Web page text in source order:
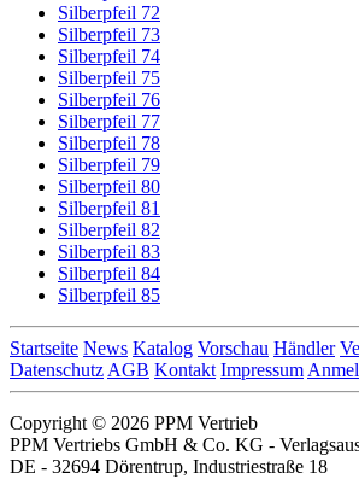
Silberpfeil 72
Silberpfeil 73
Silberpfeil 74
Silberpfeil 75
Silberpfeil 76
Silberpfeil 77
Silberpfeil 78
Silberpfeil 79
Silberpfeil 80
Silberpfeil 81
Silberpfeil 82
Silberpfeil 83
Silberpfeil 84
Silberpfeil 85
Startseite News Katalog Vorschau Händler
Datenschutz AGB Kontakt Impressum
Copyright © 2026 PPM Vertrieb
PPM Vertriebs GmbH & Co. KG -
DE - 32694 Dörentrup, Industriestraße 18